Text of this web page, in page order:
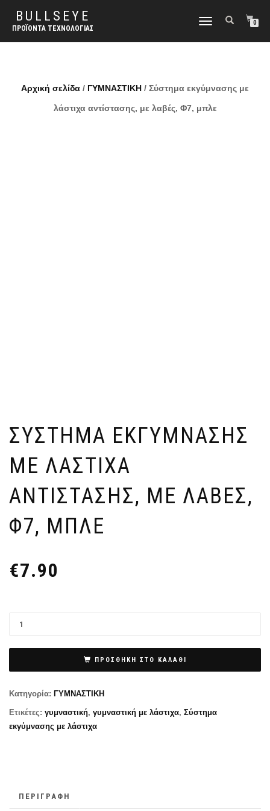
BULLSEYE
ΠΡΟΪΌΝΤΑ ΤΕΧΝΟΛΟΓΊΑΣ
ΕΝΑΛΛΑΓΉ
0
Αρχική σελίδα / ΓΥΜΝΑΣΤΙΚΗ / Σύστημα εκγύμνασης με
λάστιχα αντίστασης, με λαβές, Φ7, μπλε
ΣΎΣΤΗΜΑ ΕΚΓΎΜΝΑΣΗΣ
ΜΕ ΛΆΣΤΙΧΑ
ΑΝΤΊΣΤΑΣΗΣ, ΜΕ ΛΑΒΈΣ,
Φ7, ΜΠΛΕ
€7.90
ΠΡΟΣΘΉΚΗ ΣΤΟ ΚΑΛΆΘΙ
Κατηγορία: ΓΥΜΝΑΣΤΙΚΗ
Ετικέτες: γυμναστική, γυμναστική με λάστιχα, Σύστημα
εκγύμνασης με λάστιχα
ΠΕΡΙΓΡΑΦΉ